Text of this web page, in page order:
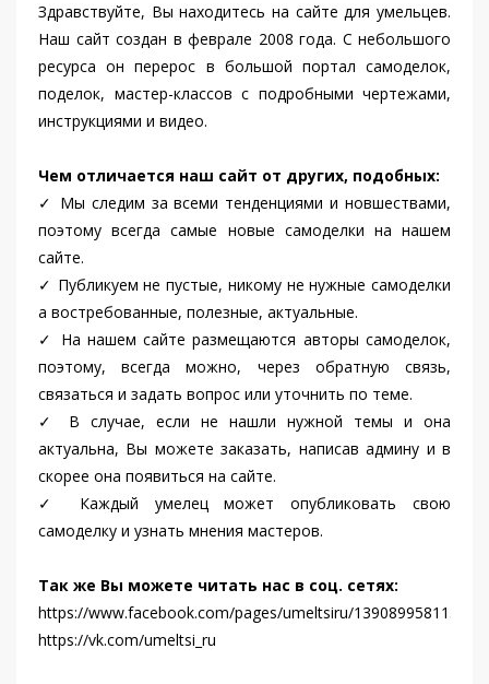
Здравствуйте, Вы находитесь на сайте для умельцев.
Наш сайт создан в феврале 2008 года. С небольшого
ресурса он перерос в большой портал самоделок,
поделок, мастер-классов с подробными чертежами,
инструкциями и видео.
Чем отличается наш сайт от других, подобных:
✓ Мы следим за всеми тенденциями и новшествами,
поэтому всегда самые новые самоделки на нашем
сайте.
✓ Публикуем не пустые, никому не нужные самоделки
а востребованные, полезные, актуальные.
✓ На нашем сайте размещаются авторы самоделок,
поэтому, всегда можно, через обратную связь,
связаться и задать вопрос или уточнить по теме.
✓ В случае, если не нашли нужной темы и она
актуальна, Вы можете заказать, написав админу и в
скорее она появиться на сайте.
✓ Каждый умелец может опубликовать свою
самоделку и узнать мнения мастеров.
Так же Вы можете читать нас в соц. сетях:
https://www.facebook.com/pages/umeltsiru/
https://vk.com/umeltsi_ru